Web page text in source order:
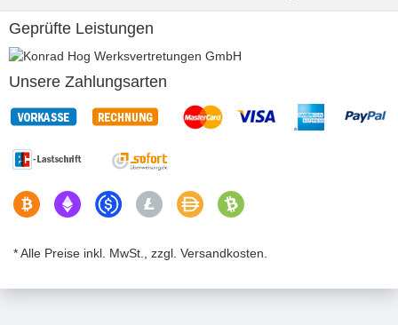
Geprüfte Leistungen
Unsere Zahlungsarten
* Alle Preise inkl. MwSt., zzgl. Versandkosten.